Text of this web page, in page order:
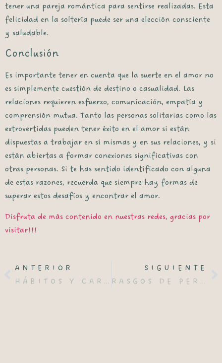
tener una pareja romántica para sentirse realizadas. Esta
felicidad en la soltería puede ser una elección consciente
y saludable.
Conclusión
Es importante tener en cuenta que la suerte en el amor no
es simplemente cuestión de destino o casualidad. Las
relaciones requieren esfuerzo, comunicación, empatía y
comprensión mutua. Tanto las personas solitarias como las
extrovertidas pueden tener éxito en el amor si están
dispuestas a trabajar en sí mismas y en sus relaciones, y si
están abiertas a formar conexiones significativas con
otras personas. Si te has sentido identificado con alguna
de estas razones, recuerda que siempre hay formas de
superar estos desafíos y encontrar el amor.
Disfruta de más contenido en nuestras redes, gracias por
visitar!!!
ANTERIOR
HÁBITOS Y CARACTERÍSTICAS DE LAS PERSONAS ALTAMENTE INTELIGENTES
SIGUIENTE
RASGOS DE PERSONALIDAD QUE HACEN ATRACTIVAS A LAS PERSONAS SOLITARIAS